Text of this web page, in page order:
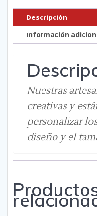
Descripción
Información
Nuestras
creativas y
personalizar
diseño y el